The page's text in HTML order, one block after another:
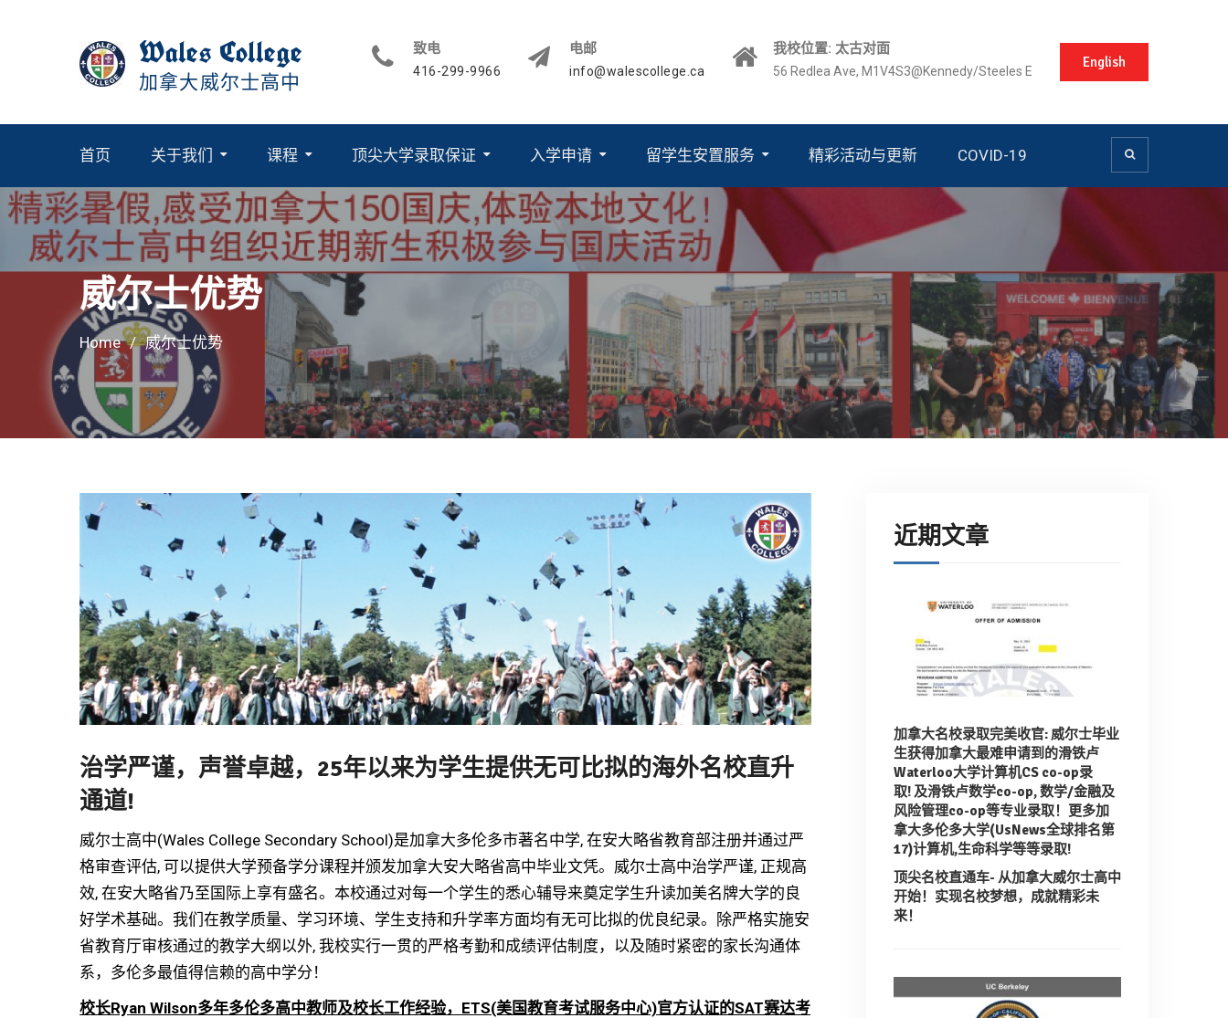
Wales College
加拿大威尔士高中
致电
416-299-9966
电邮
info@walescollege.ca
我校位置: 太古对面
56 Redlea Ave, M1V4S3@Kennedy/Steeles E
English
首页 关于我们 课程 顶尖大学录取保证 入学申请 留学生安置服务 精彩活动与更新 COVID-19
威尔士优势
Home 威尔士优势
治学严谨，声誉卓越，25年以来为学生提供无可比拟的海外名校直升
通道!
威尔士高中(Wales College Secondary School)是加拿大多伦多市著名中学, 在安大略省教育部注册并通过严
格审查评估, 可以提供大学预备学分课程并颁发加拿大安大略省高中毕业文凭。威尔士高中治学严谨, 正规高
效, 在安大略省乃至国际上享有盛名。本校通过对每一个学生的悉心辅导来奠定学生升读加美名牌大学的良
好学术基础。我们在教学质量、学习环境、学生支持和升学率方面均有无可比拟的优良纪录。除严格实施安
省教育厅审核通过的教学大纲以外, 我校实行一贯的严格考勤和成绩评估制度，以及随时紧密的家长沟通体
系，多伦多最值得信赖的高中学分！
校长Ryan Wilson多年多伦多高中教师及校长工作经验，ETS(美国教育考试服务中心)官方认证的SAT赛达考
近期文章
加拿大名校录取完美收官: 威尔士毕业
生获得加拿大最难申请到的滑铁卢
Waterloo大学计算机CS co-op录
取! 及滑铁卢数学co-op, 数学/金融及
风险管理co-op等专业录取！ 更多加
拿大多伦多大学(UsNews全球排名第
17)计算机,生命科学等等录取!
顶尖名校直通车- 从加拿大威尔士高中
开始！实现名校梦想，成就精彩未
来！